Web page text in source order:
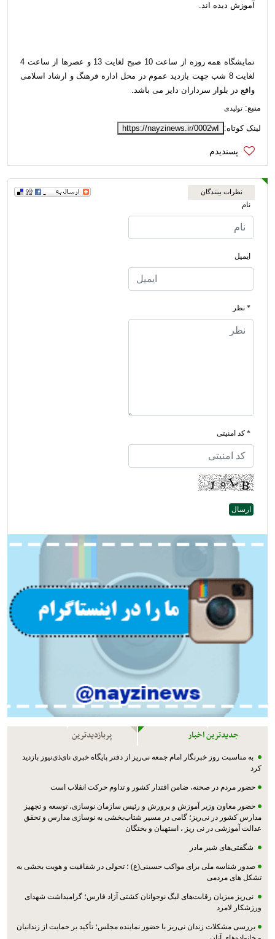
آموزش دیده اند.
نمایشگاه همه روزه از ساعت 10 صبح لغایت 13 و عصرها از ساعت 4
لغایت 8 شب جهت بازدید عموم در محل اداره فرهنگ و ارشاد اسلامی
واقع در بلوار سرداران دایر می باشد.
منبع: تولیدی
لینک کوتاه: https://nayzinews.ir/0002wI
نظرات بینندگان
نام
ایمیل
* نظر
* کد امنیتی
جدیدترین اخبار پربازدیدترین
به مناسبت روز خبرنگار امام جمعه نی‌ریز از دفتر پایگاه خبری نای‌ذی‌نیوز بازدید
کرد
حضور مردم در صحنه، ضامن اقتدار کشور و تداوم حرکت انقلاب است
حضور معاون وزیر آموزش و پرورش و رئیس سازمان نوسازی، توسعه و تجهیز
مدارس کشور در نی‌ریز؛ گامی در مسیر شتاب‌بخشی به نوسازی مدارس و تحقق
عدالت آموزشی در نی ریز ، استهبان و بختگان
شگفتی‌های شیر مادر
صدور شناسه ملی برای مواکب حسینی(ع) ؛ تحولی در شفافیت و هویت بخشی به
تشکل های مردمی
نی‌ریز میزبان رقابت‌های لیگ نوجوانان کشتی آزاد فارس؛ گرامیداشت شهدای
ورزشکار لامرد
بررسی مشکلات زندان نی‌ریز با حضور نماینده مجلس؛ تأکید بر حمایت از زندانیان